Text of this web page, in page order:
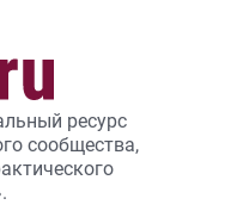
ресурс
сообщества,